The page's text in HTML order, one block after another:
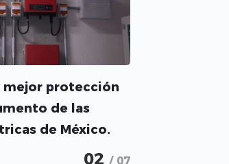
mejor protección
de las
de México.
02 / 07